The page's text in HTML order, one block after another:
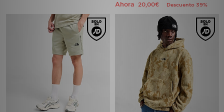
Ahora 20,00€ Descuento 39%